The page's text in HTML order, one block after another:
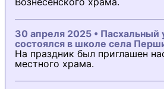
30 апреля 2025 • Пасхальный
состоялся в школе села
На праздник был приглашен
местного храма.